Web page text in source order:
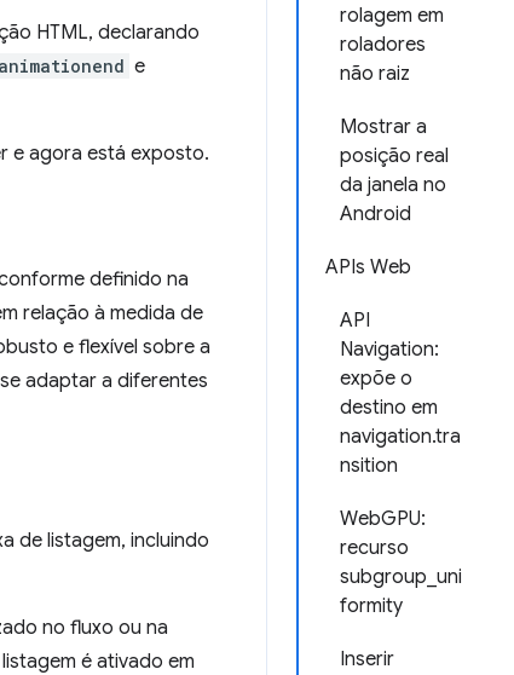
rolagem em
roladores
não raiz
Mostrar a
posição real
da janela no
Android
APIs Web
API
Navigation:
expõe o
destino em
navigation.tra
nsition
WebGPU:
recurso
subgroup_uni
formity
Inserir
HTML, declarando
e
e agora está exposto.
definido na
relação à medida de
e flexível sobre a
adaptar a diferentes
de listagem, incluindo
no fluxo ou na
é ativado em